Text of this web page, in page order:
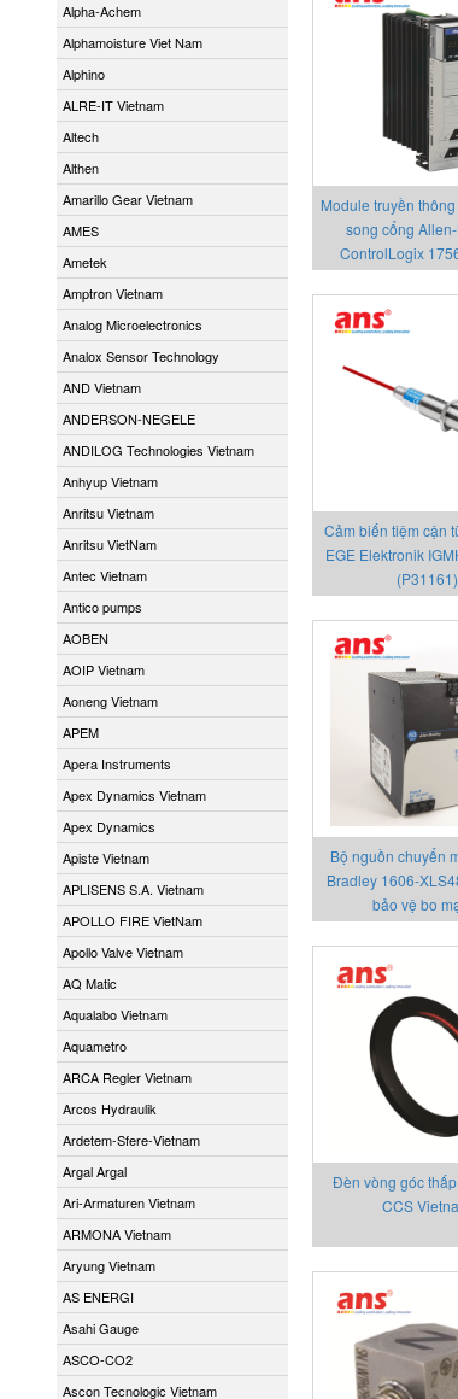
Alpha-Achem
Alphamoisture Viet Nam
Alphino
ALRE-IT Vietnam
Altech
Althen
Amarillo Gear Vietnam
AMES
Ametek
Amptron Vietnam
Analog Microelectronics
Analox Sensor Technology
AND Vietnam
ANDERSON-NEGELE
ANDILOG Technologies Vietnam
Anhyup Vietnam
Anritsu Vietnam
Anritsu VietNam
Antec Vietnam
Antico pumps
AOBEN
AOIP Vietnam
Aoneng Vietnam
APEM
Apera Instruments
Apex Dynamics Vietnam
Apex Dynamics
Apiste Vietnam
APLISENS S.A. Vietnam
APOLLO FIRE VietNam
Apollo Valve Vietnam
AQ Matic
Aqualabo Vietnam
Aquametro
ARCA Regler Vietnam
Arcos Hydraulik
Ardetem-Sfere-Vietnam
Argal Argal
Ari-Armaturen Vietnam
ARMONA Vietnam
Aryung Vietnam
AS ENERGI
Asahi Gauge
ASCO-CO2
Ascon Tecnologic Vietnam
Module truyền
song cổng
ControlLogix
Cảm biến tiệm cận
EGE Elektronik
(P31161)
Bộ nguồn chuyển
Bradley 1606-
bảo vệ bo
Đèn vòng góc
CCS